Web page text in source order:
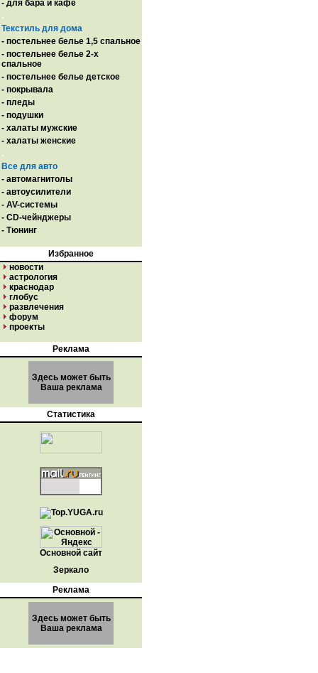
- для бара и кафе
.
Текстиль для дома
- постельнее белье 1,5 спальное
- постельнее белье 2-х
спальное
- постельнее белье детское
- покрывала
- пледы
- подушки
- халаты мужские
- халаты женские
.
Все для авто
- автомагнитолы
- автоусилители
- AV-системы
- CD-чейнджеры
- Тюнинг
Избранное
новости
астрология
краснодар
глобус
развлечения
форум
проекты
Реклама
Здесь может быть
Ваша реклама
Статистика
Основной сайт
Зеркало
Реклама
Здесь может быть
Ваша реклама